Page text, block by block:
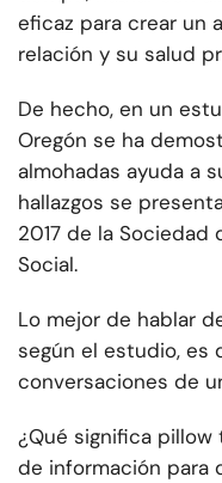
eficaz para crear un
relación y su salud
De hecho, en un
Oregón se ha
almohadas ayuda a
hallazgos se
2017 de la Sociedad
Social.
Lo mejor de hablar
según el estudio, es
conversaciones de
¿Qué significa
de información para